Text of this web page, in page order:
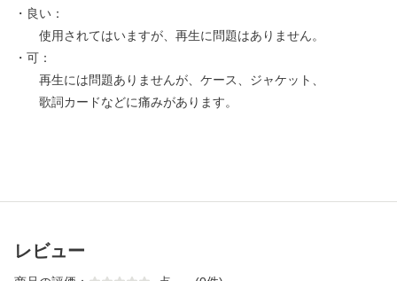
・良い：
使用されてはいますが、再生に問題はありません。
・可：
再生には問題ありませんが、ケース、ジャケット、
歌詞カードなどに痛みがあります。
レビュー